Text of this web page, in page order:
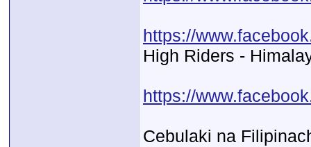
https://
High Riders -
https://
Cebulaki na